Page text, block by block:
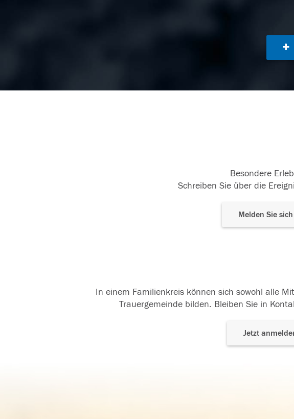
Besondere
Schreiben Sie über die
Melden Sie
In einem Familienkreis können sich sowohl alle
Trauergemeinde bilden. Bleiben Sie in
Jetzt